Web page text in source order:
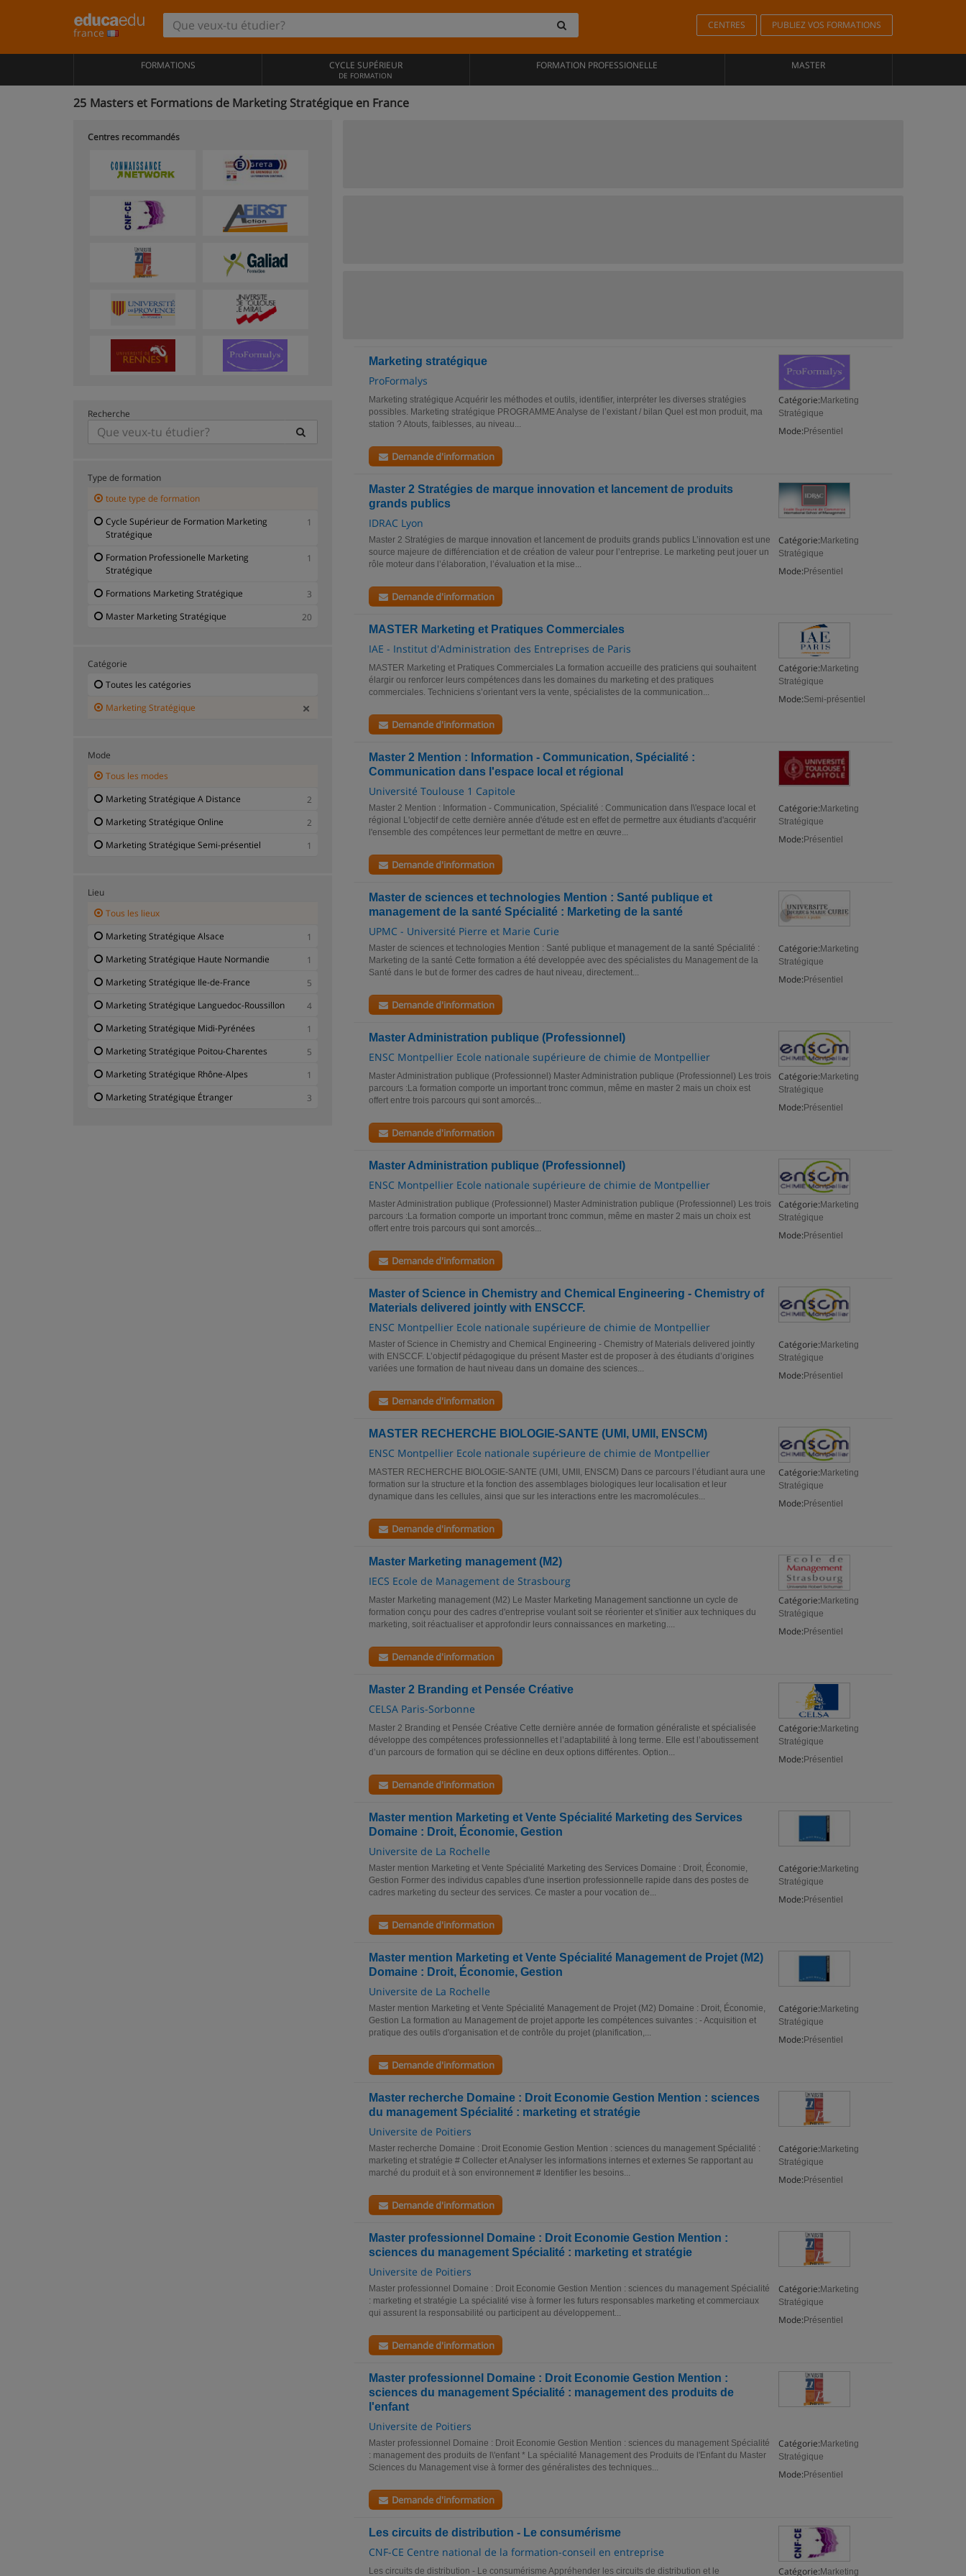
france
CENTRES PUBLIEZ VOS FORMATIONS
FORMATIONS CYCLE SUPÉRIEUR
DE FORMATION
FORMATION PROFESSIONELLE MASTER
25 Masters et Formations de Marketing Stratégique en France
Marketing stratégique
ProFormalys
Catégorie: Marketing
Stratégique
Mode: Présentiel
Marketing stratégique Acquérir les méthodes et outils, identifier, interpréter les diverses stratégies
possibles. Marketing stratégique PROGRAMME Analyse de l’existant / bilan Quel est mon produit, ma
station ? Atouts, faiblesses, au niveau...
Demande d'information
Master 2 Stratégies de marque innovation et lancement de produits
grands publics
IDRAC Lyon
Catégorie: Marketing
Stratégique
Mode: Présentiel
Master 2 Stratégies de marque innovation et lancement de produits grands publics L’innovation est une
source majeure de différenciation et de création de valeur pour l’entreprise. Le marketing peut jouer un
rôle moteur dans l’élaboration, l’évaluation et la mise...
Demande d'information
MASTER Marketing et Pratiques Commerciales
IAE - Institut d'Administration des Entreprises de Paris
Catégorie: Marketing
Stratégique
Mode:Semi-présentiel
MASTER Marketing et Pratiques Commerciales La formation accueille des praticiens qui souhaitent
élargir ou renforcer leurs compétences dans les domaines du marketing et des pratiques
commerciales. Techniciens s’orientant vers la vente, spécialistes de la communication...
Demande d'information
Master 2 Mention : Information - Communication, Spécialité :
Communication dans l'espace local et régional
Université Toulouse 1 Capitole
Catégorie: Marketing
Stratégique
Mode: Présentiel
Master 2 Mention : Information - Communication, Spécialité : Communication dans l\'espace local et
régional L'objectif de cette dernière année d'étude est en effet de permettre aux étudiants d'acquérir
l'ensemble des compétences leur permettant de mettre en œuvre...
Demande d'information
Master de sciences et technologies Mention : Santé publique et
management de la santé Spécialité : Marketing de la santé
UPMC - Université Pierre et Marie Curie
Catégorie: Marketing
Stratégique
Mode: Présentiel
Master de sciences et technologies Mention : Santé publique et management de la santé Spécialité :
Marketing de la santé Cette formation a été developpée avec des spécialistes du Management de la
Santé dans le but de former des cadres de haut niveau, directement...
Demande d'information
Master Administration publique (Professionnel)
ENSC Montpellier Ecole nationale supérieure de chimie de Montpellier
Catégorie: Marketing
Stratégique
Mode: Présentiel
Master Administration publique (Professionnel) Master Administration publique (Professionnel) Les trois
parcours :La formation comporte un important tronc commun, même en master 2 mais un choix est
offert entre trois parcours qui sont amorcés...
Demande d'information
Master Administration publique (Professionnel)
ENSC Montpellier Ecole nationale supérieure de chimie de Montpellier
Catégorie: Marketing
Stratégique
Mode: Présentiel
Master Administration publique (Professionnel) Master Administration publique (Professionnel) Les trois
parcours :La formation comporte un important tronc commun, même en master 2 mais un choix est
offert entre trois parcours qui sont amorcés...
Demande d'information
Master of Science in Chemistry and Chemical Engineering - Chemistry of
Materials delivered jointly with ENSCCF.
ENSC Montpellier Ecole nationale supérieure de chimie de Montpellier
Catégorie: Marketing
Stratégique
Mode: Présentiel
Master of Science in Chemistry and Chemical Engineering - Chemistry of Materials delivered jointly
with ENSCCF. L’objectif pédagogique du présent Master est de proposer à des étudiants d’origines
variées une formation de haut niveau dans un domaine des sciences...
Demande d'information
MASTER RECHERCHE BIOLOGIE-SANTE (UMI, UMII, ENSCM)
ENSC Montpellier Ecole nationale supérieure de chimie de Montpellier
Catégorie: Marketing
Stratégique
Mode: Présentiel
MASTER RECHERCHE BIOLOGIE-SANTE (UMI, UMII, ENSCM) Dans ce parcours l’étudiant aura une
formation sur la structure et la fonction des assemblages biologiques leur localisation et leur
dynamique dans les cellules, ainsi que sur les interactions entre les macromolécules...
Demande d'information
Master Marketing management (M2)
IECS Ecole de Management de Strasbourg
Catégorie: Marketing
Stratégique
Mode: Présentiel
Master Marketing management (M2) Le Master Marketing Management sanctionne un cycle de
formation conçu pour des cadres d'entreprise voulant soit se réorienter et s'initier aux techniques du
marketing, soit réactualiser et approfondir leurs connaissances en marketing....
Demande d'information
Master 2 Branding et Pensée Créative
CELSA Paris-Sorbonne
Catégorie: Marketing
Stratégique
Mode: Présentiel
Master 2 Branding et Pensée Créative Cette dernière année de formation généraliste et spécialisée
développe des compétences professionnelles et l’adaptabilité à long terme. Elle est l’aboutissement
d’un parcours de formation qui se décline en deux options différentes. Option...
Demande d'information
Master mention Marketing et Vente Spécialité Marketing des Services
Domaine : Droit, Économie, Gestion
Universite de La Rochelle
Catégorie: Marketing
Stratégique
Mode: Présentiel
Master mention Marketing et Vente Spécialité Marketing des Services Domaine : Droit, Économie,
Gestion Former des individus capables d'une insertion professionnelle rapide dans des postes de
cadres marketing du secteur des services. Ce master a pour vocation de...
Demande d'information
Master mention Marketing et Vente Spécialité Management de Projet (M2)
Domaine : Droit, Économie, Gestion
Universite de La Rochelle
Catégorie: Marketing
Stratégique
Mode: Présentiel
Master mention Marketing et Vente Spécialité Management de Projet (M2) Domaine : Droit, Économie,
Gestion La formation au Management de projet apporte les compétences suivantes : - Acquisition et
pratique des outils d'organisation et de contrôle du projet (planification,...
Demande d'information
Master recherche Domaine : Droit Economie Gestion Mention : sciences
du management Spécialité : marketing et stratégie
Universite de Poitiers
Catégorie: Marketing
Stratégique
Mode: Présentiel
Master recherche Domaine : Droit Economie Gestion Mention : sciences du management Spécialité :
marketing et stratégie # Collecter et Analyser les informations internes et externes Se rapportant au
marché du produit et à son environnement # Identifier les besoins...
Demande d'information
Master professionnel Domaine : Droit Economie Gestion Mention :
sciences du management Spécialité : marketing et stratégie
Universite de Poitiers
Catégorie: Marketing
Stratégique
Mode: Présentiel
Master professionnel Domaine : Droit Economie Gestion Mention : sciences du management Spécialité
: marketing et stratégie La spécialité vise à former les futurs responsables marketing et commerciaux
qui assurent la responsabilité ou participent au développement...
Demande d'information
Master professionnel Domaine : Droit Economie Gestion Mention :
sciences du management Spécialité : management des produits de
l'enfant
Universite de Poitiers
Catégorie: Marketing
Stratégique
Mode: Présentiel
Master professionnel Domaine : Droit Economie Gestion Mention : sciences du management Spécialité
: management des produits de l\'enfant * La spécialité Management des Produits de l'Enfant du Master
Sciences du Management vise à former des généralistes des techniques...
Demande d'information
Les circuits de distribution - Le consumérisme
CNF-CE Centre national de la formation-conseil en entreprise
Catégorie: Marketing
Les circuits de distribution - Le consumérisme Appréhender les circuits de distribution et le
Centres recommandés
Recherche
Type de formation
toute type de formation
Cycle Supérieur de Formation Marketing
Stratégique
1
Formation Professionelle Marketing
Stratégique
1
Formations Marketing Stratégique
3
Master Marketing Stratégique
20
Catégorie
Toutes les catégories
Marketing Stratégique
Mode
Tous les modes
Marketing Stratégique A Distance
2
Marketing Stratégique Online
2
Marketing Stratégique Semi-présentiel
1
Lieu
Tous les lieux
Marketing Stratégique Alsace
1
Marketing Stratégique Haute Normandie
1
Marketing Stratégique Ile-de-France
5
Marketing Stratégique Languedoc-Roussillon
4
Marketing Stratégique Midi-Pyrénées
1
Marketing Stratégique Poitou-Charentes
5
Marketing Stratégique Rhône-Alpes
1
Marketing Stratégique Étranger
3